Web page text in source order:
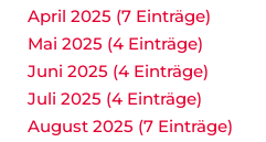
April 2025 (7 Einträge)
Mai 2025 (4 Einträge)
Juni 2025 (4 Einträge)
Juli 2025 (4 Einträge)
August 2025 (7 Einträge)